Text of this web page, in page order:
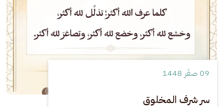
09 صفَر 1448
سر شرف المخلوق